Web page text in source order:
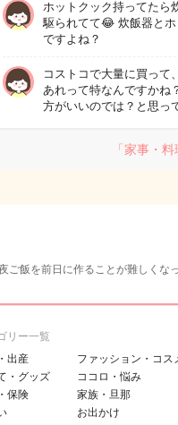
ホットクック持ってたら
駆られてて😂 炊飯器と
ですよね？
コストコで大量に買って
あれって特なんですかね
方がいいのでは？と思っ
「家事・
飯を前日に作ることが難しくな
リー一覧
出産
・グッズ
保険
ファッション・コス
ココロ・悩み
家族・旦那
お出かけ